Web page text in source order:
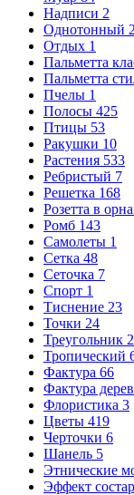
Надписи 2
Однотонный
Отдых 1
Пальметта
Пальметта
Пчелы 1
Полосы 425
Птицы 53
Ракушки 10
Растения 533
Ребристый 7
Решетка 168
Розетта в
Ромб 143
Самолеты 1
Сетка 48
Сеточка 7
Спорт 1
Тиснение 23
Точки 24
Треугольник 2
Тропический
Фактура 66
Фактура
Флористика 3
Цветы 419
Черточки 6
Шанель 5
Этнические
Эффект